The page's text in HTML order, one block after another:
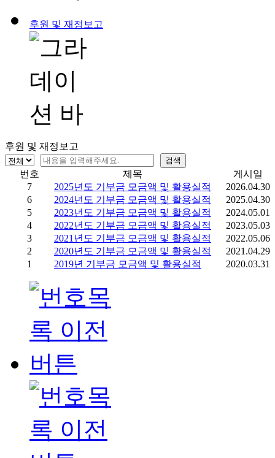
후원 및 재정보고
후원 및 재정보고
번호 제목
게시일
7
2025년도 기부금 모금액 및 활용실적
2026.04.30
6
2024년도 기부금 모금액 및 활용실적
2025.04.30
5
2023년도 기부금 모금액 및 활용실적
2024.05.01
4
2022년도 기부금 모금액 및 활용실적
2023.05.03
3
2021년도 기부금 모금액 및 활용실적
2022.05.06
2
2020년도 기부금 모금액 및 활용실적
2021.04.29
1
2019년 기부금 모금액 및 활용실적 2020.03.31